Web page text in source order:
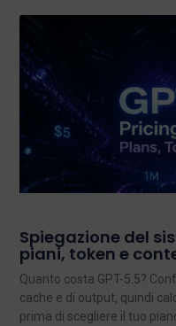
Spiegazione del
piani, token e
Quanto costa GPT-5.5?
cache e di output, quindi
prima di scegliere il tuo